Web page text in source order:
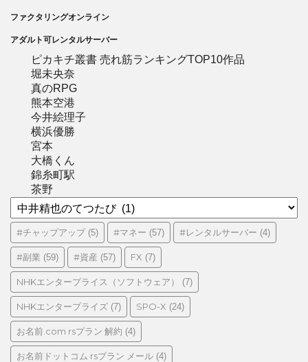
ファクタリングオンライン
アダルト可レンタルサーバー
ピカキチ叢書 売れ筋ランキングTOP10作品
堀未央奈
真のRPG
熊本空港
今井絵理子
横浜優勝
宮本
大橋くん
錦糸町駅
茶野
カ
テ
ゴ
リ
ー
#チャップアップ(5) #マネー (57) #レンタルサーバー (4)
#副業 (59) #資産 (57) FX (7)
NHKエンタープライス（ソフトウェア） (7)
NHKエンタープライズ (7) SPO-X (24)
お名前.com rsプラン 解約 (4)
お名前ドットコム rsプラン メール (4)